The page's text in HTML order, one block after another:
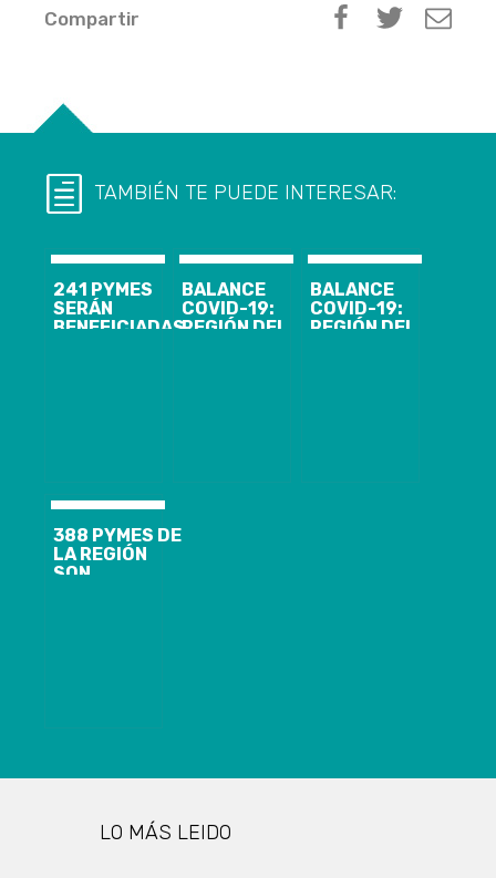
Compartir
TAMBIÉN TE PUEDE INTERESAR:
241 PYMES
SERÁN
BENEFICIADAS
BALANCE
COVID-19:
REGIÓN DEL
BALANCE
COVID-19:
REGIÓN DEL
388 PYMES DE
LA REGIÓN
SON
LO MÁS LEIDO